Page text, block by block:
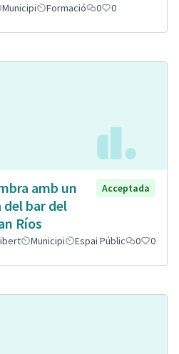
Municipi Formació 0 0
amb un
del bar del
Ríos
Acceptada
Municipi Espai Públic 0 0